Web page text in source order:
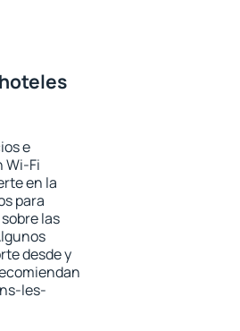
e
Wi-Fi
en la
para
las
desde y
les-